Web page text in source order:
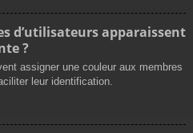
d’utilisateurs apparaissent
?
assigner une couleur aux membres
leur identification.